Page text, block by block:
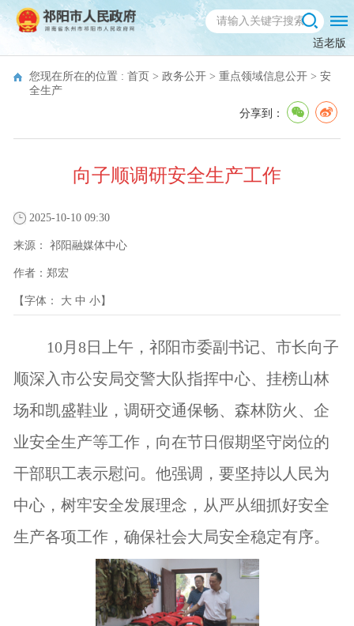
适老版
您现在所在的位置 : 首页 > 政务公开 > 重点领域信息公开 > 安
全生产
分享到：
向子顺调研安全生产工作
2025-10-10 09:30
来源： 祁阳融媒体中心
作者： 郑宏
【字体： 大 中 小】
10月8日上午，祁阳市委副书记、市长向子
顺深入市公安局交警大队指挥中心、挂榜山林
场和凯盛鞋业，调研交通保畅、森林防火、企
业安全生产等工作，向在节日假期坚守岗位的
干部职工表示慰问。他强调，要坚持以人民为
中心，树牢安全发展理念，从严从细抓好安全
生产各项工作，确保社会大局安全稳定有序。